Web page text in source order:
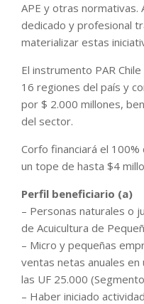
APE y otras normativas.
dedicado y profesional
materializar estas
El instrumento PAR
16 regiones del país y
por $ 2.000 millones,
del sector.
Corfo financiará el
un tope de hasta $4
Perfil beneficiario (a)
– Personas naturales o
de Acuicultura de
– Micro y pequeñas
ventas netas anuales
las UF 25.000
– Haber iniciado